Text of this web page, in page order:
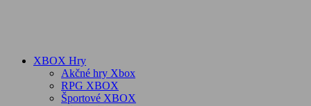
XBOX Hry
Akčné hry Xbox
RPG XBOX
Športové XBOX